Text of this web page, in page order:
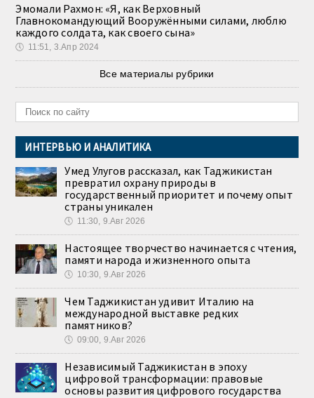
Эмомали Рахмон: «Я, как Верховный
Главнокомандующий Вооружёнными силами, люблю
каждого солдата, как своего сына»
🕔 11:51, 3.Апр 2024
Все материалы рубрики
ИНТЕРВЬЮ И АНАЛИТИКА
Умед Улугов рассказал, как Таджикистан
превратил охрану природы в
государственный приоритет и почему опыт
страны уникален
🕔 11:30, 9.Авг 2026
Настоящее творчество начинается с чтения,
памяти народа и жизненного опыта
🕔 10:30, 9.Авг 2026
Чем Таджикистан удивит Италию на
международной выставке редких
памятников?
🕔 09:00, 9.Авг 2026
Независимый Таджикистан в эпоху
цифровой трансформации: правовые
основы развития цифрового государства